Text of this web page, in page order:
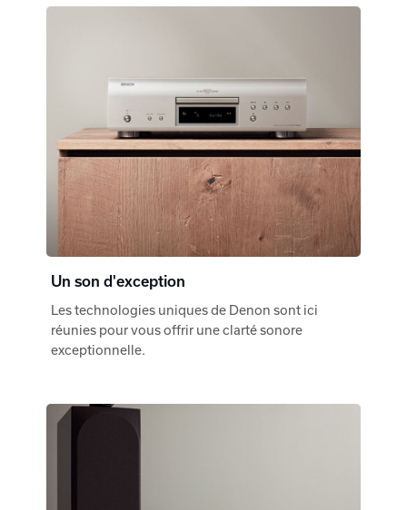
Un son d'exception
Les technologies uniques de Denon sont ici
réunies pour vous offrir une clarté sonore
exceptionnelle.